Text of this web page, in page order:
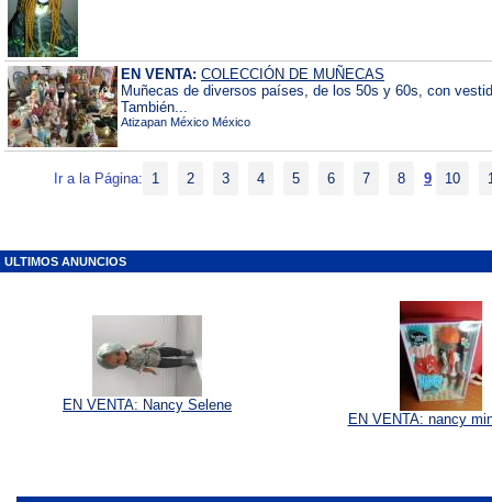
EN VENTA: COLECCIÓN DE MUÑECAS
Muñecas de diversos países, de los 50s y 60s, con
También...
Atizapan México México
Ir a la Página: 1 2 3 4 5 6 7 8 9 10
ULTIMOS ANUNCIOS
EN VENTA: Nancy Selene
EN VENTA: nancy